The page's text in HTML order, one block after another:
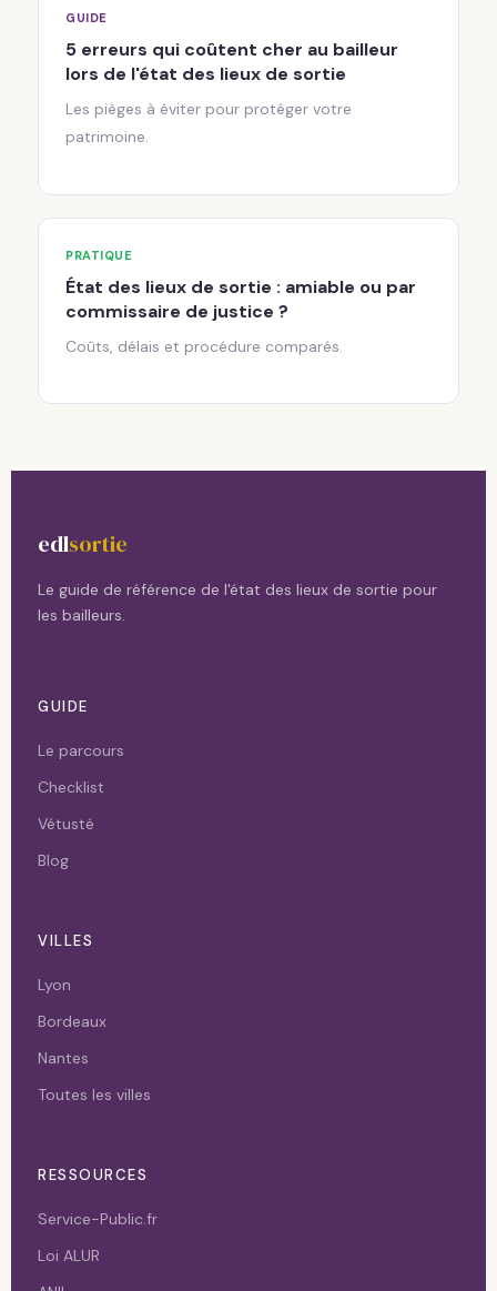
GUIDE
5 erreurs qui coûtent cher au bailleur
lors de l'état des lieux de sortie
Les pièges à éviter pour protéger votre
patrimoine.
PRATIQUE
État des lieux de sortie : amiable ou par
commissaire de justice ?
Coûts, délais et procédure comparés.
edlsortie
Le guide de référence de l'état des lieux de sortie pour
les bailleurs.
GUIDE
Le parcours
Checklist
Vétusté
Blog
VILLES
Lyon
Bordeaux
Nantes
Toutes les villes
RESSOURCES
Service-Public.fr
Loi ALUR